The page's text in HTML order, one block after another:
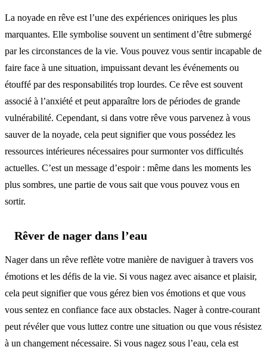
La noyade en rêve est l’une des expériences oniriques les plus
marquantes. Elle symbolise souvent un sentiment d’être submergé
par les circonstances de la vie. Vous pouvez vous sentir incapable de
faire face à une situation, impuissant devant les événements ou
étouffé par des responsabilités trop lourdes. Ce rêve est souvent
associé à l’anxiété et peut apparaître lors de périodes de grande
vulnérabilité. Cependant, si dans votre rêve vous parvenez à vous
sauver de la noyade, cela peut signifier que vous possédez les
ressources intérieures nécessaires pour surmonter vos difficultés
actuelles. C’est un message d’espoir : même dans les moments les
plus sombres, une partie de vous sait que vous pouvez vous en
sortir.
Rêver de nager dans l’eau
Nager dans un rêve reflète votre manière de naviguer à travers vos
émotions et les défis de la vie. Si vous nagez avec aisance et plaisir,
cela peut signifier que vous gérez bien vos émotions et que vous
vous sentez en confiance face aux obstacles. Nager à contre-courant
peut révéler que vous luttez contre une situation ou que vous résistez
à un changement nécessaire. Si vous nagez sous l’eau, cela est